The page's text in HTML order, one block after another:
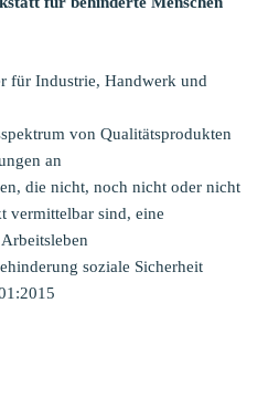
für Industrie, Handwerk und
von Qualitätsprodukten
an
die nicht, noch nicht oder nicht
vermittelbar sind, eine
soziale Sicherheit